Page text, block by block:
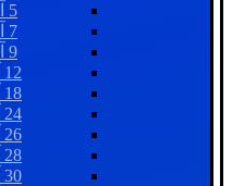
5 آمپر
7 آمپر
9 آمپر
12 آمپر
18 آمپر
24 آمپر
26 آمپر
28 آمپر
30 آمپر